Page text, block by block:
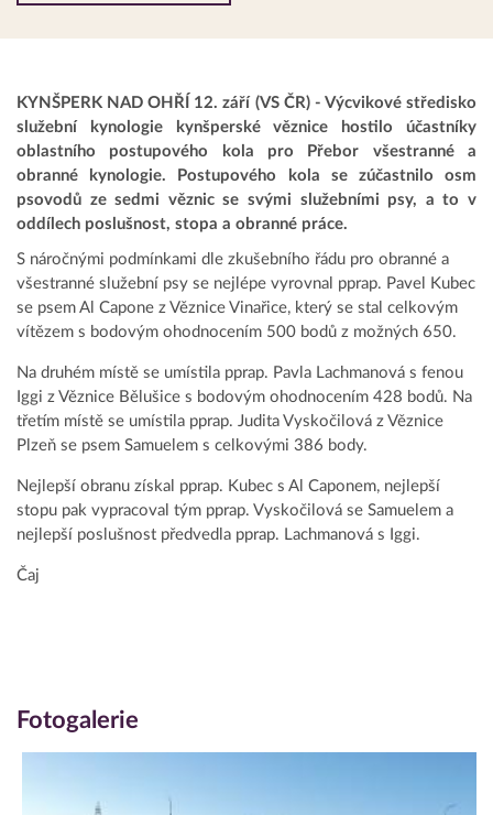
KYNŠPERK NAD OHŘÍ 12. září (VS ČR) - Výcvikové středisko
služební kynologie kynšperské věznice hostilo účastníky
oblastního postupového kola pro Přebor všestranné a
obranné kynologie. Postupového kola se zúčastnilo osm
psovodů ze sedmi věznic se svými služebními psy, a to v
oddílech poslušnost, stopa a obranné práce.
S náročnými podmínkami dle zkušebního řádu pro obranné a
všestranné služební psy se nejlépe vyrovnal pprap. Pavel Kubec
se psem Al Capone z Věznice Vinařice, který se stal celkovým
vítězem s bodovým ohodnocením 500 bodů z možných 650.
Na druhém místě se umístila pprap. Pavla Lachmanová s fenou
Iggi z Věznice Bělušice s bodovým ohodnocením 428 bodů. Na
třetím místě se umístila pprap. Judita Vyskočilová z Věznice
Plzeň se psem Samuelem s celkovými 386 body.
Nejlepší obranu získal pprap. Kubec s Al Caponem, nejlepší
stopu pak vypracoval tým pprap. Vyskočilová se Samuelem a
nejlepší poslušnost předvedla pprap. Lachmanová s Iggi.
Čaj
Fotogalerie